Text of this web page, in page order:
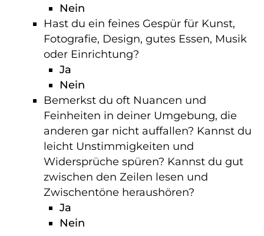
Nein
Hast du ein feines Gespür für Kunst,
Fotografie, Design, gutes Essen, Musik
oder Einrichtung?
Ja
Nein
Bemerkst du oft Nuancen und
Feinheiten in deiner Umgebung, die
anderen gar nicht auffallen? Kannst du
leicht Unstimmigkeiten und
Widersprüche spüren? Kannst du gut
zwischen den Zeilen lesen und
Zwischentöne heraushören?
Ja
Nein